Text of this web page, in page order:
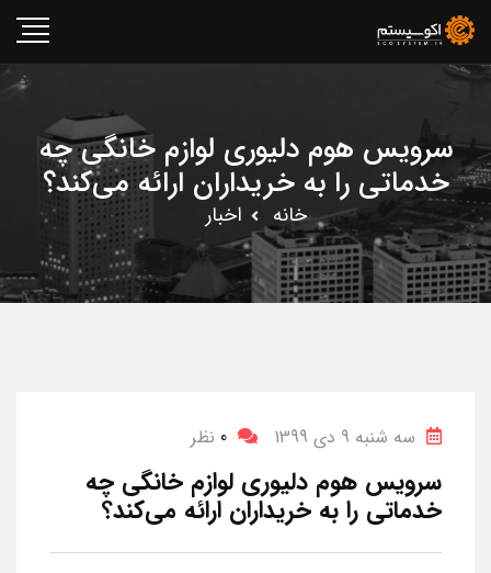
سرویس هوم دلیوری لوازم خانگی چه
خدماتی را به خریداران ارائه می‌کند؟
خانه اخبار
سه شنبه 9 دی 1399 0 نظر
سرویس هوم دلیوری لوازم خانگی چه
خدماتی را به خریداران ارائه می‌کند؟